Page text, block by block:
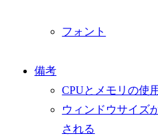
フォント
備考
CPUとメモリの使
ウィンドウサイズ
される